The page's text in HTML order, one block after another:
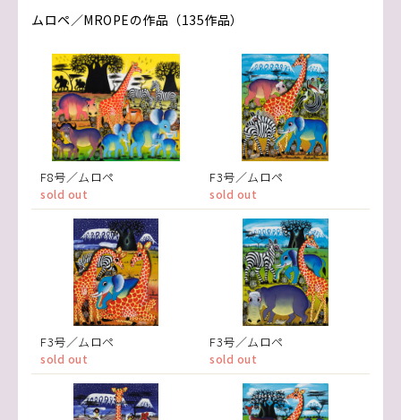
ムロペ／MROPEの作品（135作品）
F8号／ムロペ
sold out
F3号／ムロペ
sold out
F3号／ムロペ
sold out
F3号／ムロペ
sold out